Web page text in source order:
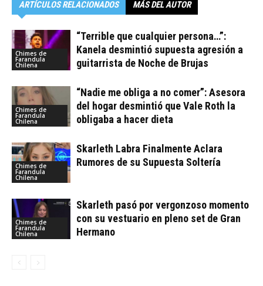
ARTÍCULOS RELACIONADOS MÁS DEL AUTOR
Chimes de
Farandula
Chilena
“Terrible que cualquier persona…”:
Kanela desmintió supuesta agresión a
guitarrista de Noche de Brujas
Chimes de
Farandula
Chilena
“Nadie me obliga a no comer”: Asesora
del hogar desmintió que Vale Roth la
obligaba a hacer dieta
Chimes de
Farandula
Chilena
Skarleth Labra Finalmente Aclara
Rumores de su Supuesta Soltería
Chimes de
Farandula
Chilena
Skarleth pasó por vergonzoso momento
con su vestuario en pleno set de Gran
Hermano